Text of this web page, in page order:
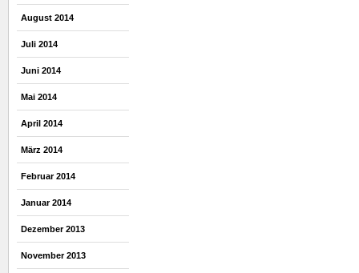
August 2014
Juli 2014
Juni 2014
Mai 2014
April 2014
März 2014
Februar 2014
Januar 2014
Dezember 2013
November 2013